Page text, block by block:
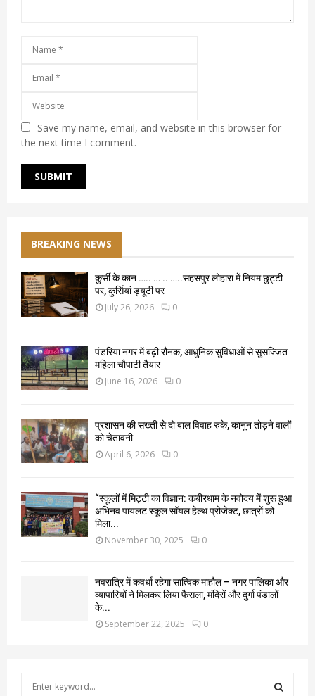
Save my name, email, and website in this browser for
the next time I comment.
BREAKING NEWS
कुर्सी के कान ….. … .. …..सहसपुर लोहारा में नियम छुट्टी
पर, कुर्सियां ड्यूटी पर
July 26, 2026 0
पंडरिया नगर में बढ़ी रौनक, आधुनिक सुविधाओं से सुसज्जित
महिला चौपाटी तैयार
June 16, 2026 0
प्रशासन की सख्ती से दो बाल विवाह रुके, कानून तोड़ने वालों
को चेतावनी
April 6, 2026 0
“स्कूलों में मिट्टी का विज्ञान: कबीरधाम के नवोदय में शुरू हुआ
अभिनव पायलट स्कूल सॉयल हेल्थ प्रोजेक्ट, छात्रों को
मिला...
November 30, 2025 0
नवरात्रि में कवर्धा रहेगा सात्विक माहौल – नगर पालिका और
व्यापारियों ने मिलकर लिया फैसला, मंदिरों और दुर्गा पंडालों
के...
September 22, 2025 0